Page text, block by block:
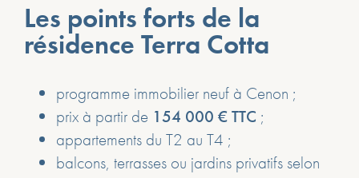
Les points forts de la
résidence Terra Cotta
programme immobilier neuf à Cenon ;
prix à partir de 154 000 € TTC ;
appartements du T2 au T4 ;
balcons, terrasses ou jardins privatifs selon